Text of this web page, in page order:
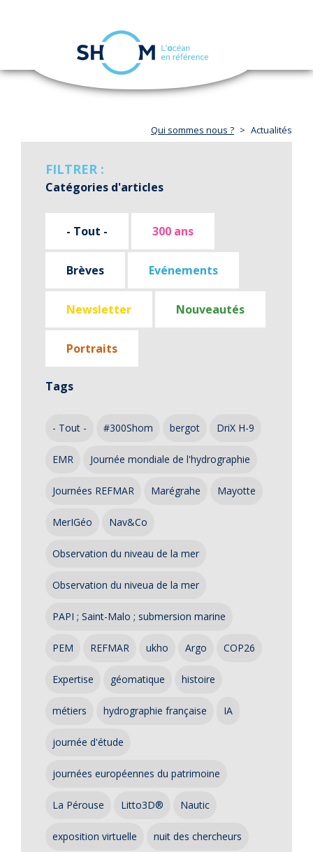
Aller
navigation
Qui sommes nous ? Actualités
FILTRER :
Catégories d'articles
- Tout - 300 ans
Brèves Evénements
Newsletter Nouveautés
Portraits
Tags
- Tout - #300Shom bergot DriX H-9
EMR Journée mondiale de l'hydrographie
Journées REFMAR Marégrahe Mayotte
MerIGéo Nav&Co
Observation du niveau de la mer
Observation du niveua de la mer
PAPI ; Saint-Malo ; submersion marine
PEM REFMAR ukho Argo COP26
Expertise géomatique histoire
métiers hydrographie française IA
journée d'étude
journées européennes du patrimoine
La Pérouse Litto3D® Nautic
exposition virtuelle nuit des chercheurs